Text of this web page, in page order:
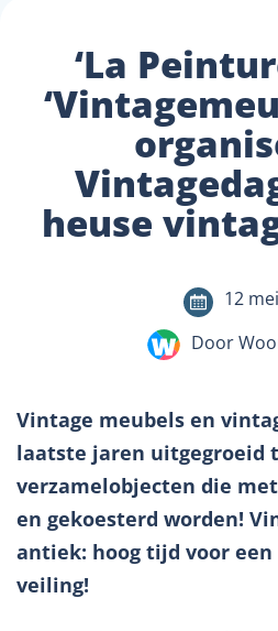
‘La
heuse
12
Door
Vintage meubels en
laatste jaren uitgegroeid
verzamelobjecten die
en gekoesterd worden!
antiek: hoog tijd voor
veiling!